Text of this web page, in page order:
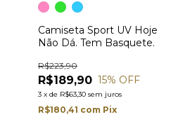
Camiseta Sport UV Hoje
Não Dá. Tem Basquete.
R$189,90
R$223,90
15% OFF
3 x de R$63,30 sem juros
R$180,41 com Pix